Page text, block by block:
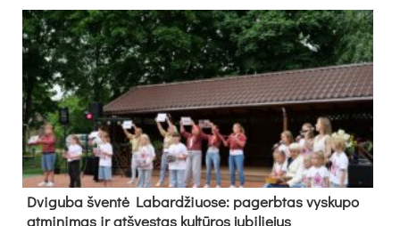
Dvi­gu­ba šven­tė La­bar­džiuo­se: pa­gerb­tas vys­ku­po
at­mi­ni­mas ir at­švęs­tas kul­tū­ros ju­bi­lie­jus